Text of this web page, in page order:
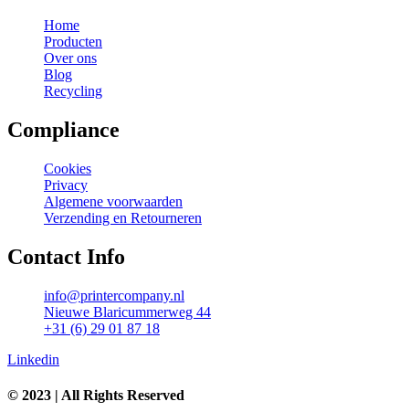
Home
Producten
Over ons
Blog
Recycling
Compliance
Cookies
Privacy
Algemene voorwaarden
Verzending en Retourneren
Contact Info
info@printercompany.nl
Nieuwe Blaricummerweg 44
+31 (6) 29 01 87 18
Linkedin
© 2023 | All Rights Reserved